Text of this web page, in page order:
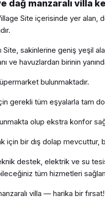
dağ manzaralı
Site içerisinde yer alan,
sakinlerine geniş yeşil
ve havuzlardan birinin
bulunmaktadır.
gerekli tüm eşyalarla tam
olup ekstra konfor
için bir dış dolap mevcuttur,
destek, elektrik ve su
tüm hizmetleri
villa — harika bir fırsat!